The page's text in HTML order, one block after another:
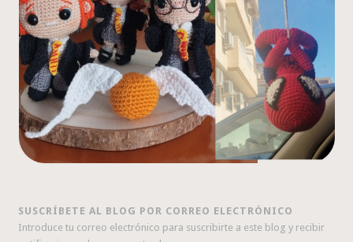
SUSCRÍBETE AL BLOG POR CORREO ELECTRÓNICO
Introduce tu correo electrónico para suscribirte a este blog y recibir